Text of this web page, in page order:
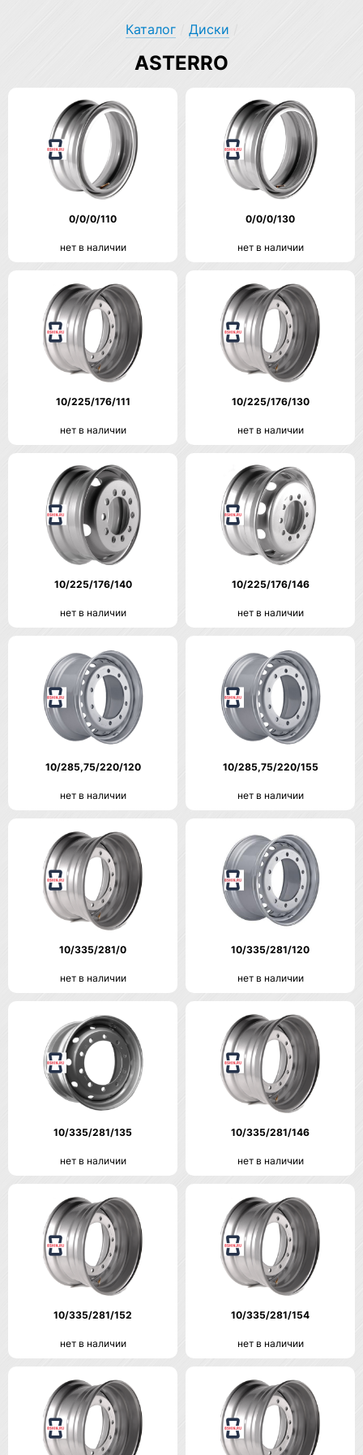
Каталог/ Диски
ASTERRO
0/0/0/110
нет в наличии
0/0/0/130
нет в наличии
10/225/176/111
нет в наличии
10/225/176/130
нет в наличии
10/225/176/140
нет в наличии
10/225/176/146
нет в наличии
10/285,75/220/120
нет в наличии
10/285,75/220/155
нет в наличии
10/335/281/0
нет в наличии
10/335/281/120
нет в наличии
10/335/281/135
нет в наличии
10/335/281/146
нет в наличии
10/335/281/152
нет в наличии
10/335/281/154
нет в наличии